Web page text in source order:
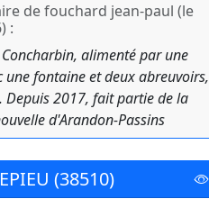
de fouchard jean-paul (le
:
alimenté par une
une fontaine et deux abreuvoirs,
Depuis 2017, fait partie de la
d'Arandon-Passins
(38510)